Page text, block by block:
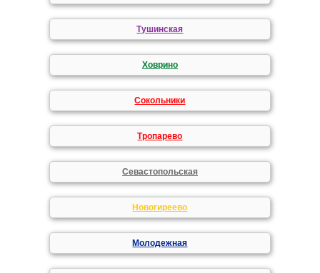
Тушинская
Ховрино
Сокольники
Тропарево
Севастопольская
Новогиреево
Молодежная